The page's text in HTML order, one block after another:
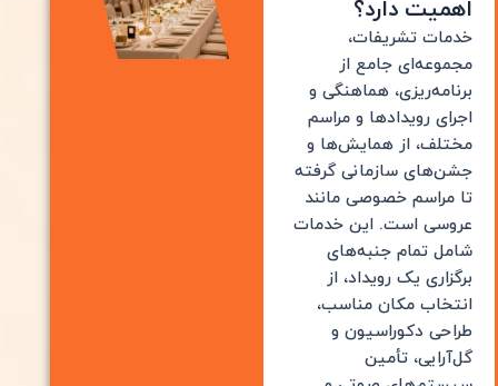
اهمیت دارد؟
خدمات تشریفات،
مجموعه‌ای جامع از
برنامه‌ریزی، هماهنگی و
اجرای رویدادها و مراسم
مختلف، از همایش‌ها و
جشن‌های سازمانی گرفته
تا مراسم خصوصی مانند
عروسی است. این خدمات
شامل تمام جنبه‌های
برگزاری یک رویداد، از
انتخاب مکان مناسب،
طراحی دکوراسیون و
گل‌آرایی، تأمین